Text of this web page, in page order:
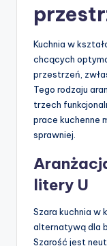
Kuchnia w
chcących
przestrzeń,
Tego rodzaju
trzech
prace kuchenne
sprawniej.
litery U
Szara kuchnia w
alternatywą dla
Szarość jest